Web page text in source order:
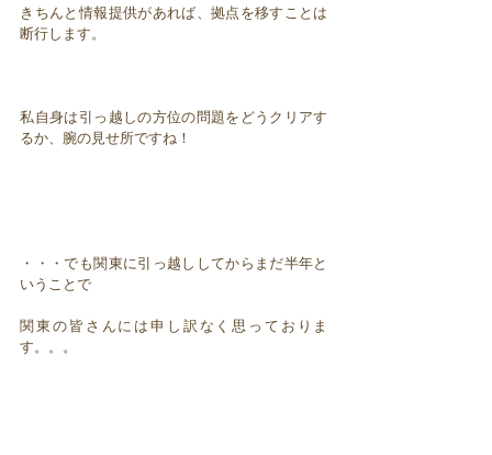
きちんと情報提供があれば、拠点を移すことは
断行します。
私自身は引っ越しの方位の問題をどうクリアす
るか、腕の見せ所ですね！
・・・でも関東に引っ越ししてからまだ半年と
いうことで
関東の皆さんには申し訳なく思っておりま
す。。。